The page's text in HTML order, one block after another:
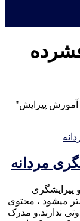
پیرایش"
مردانه
پیرایشگری
میشود ، محتوی
ندارند.و مدرک